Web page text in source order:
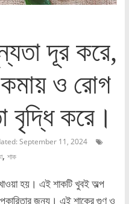
দূর করে,
কমায় ও রোগ
বৃদ্ধি করে।
September 11, 2024
, শাক
হয়। এই শাকটি খুবই অল্প
জন্য। এই শাকের গুণ ও